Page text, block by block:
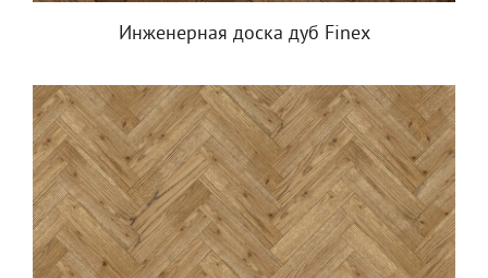
Инженерная доска дуб Finex